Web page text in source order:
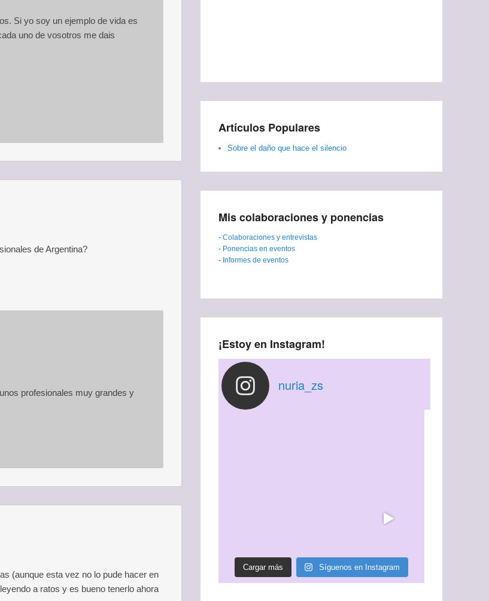
Si yo soy un ejemplo de vida es
uno de vosotros me dais
de Argentina?
profesionales muy grandes y
(aunque esta vez no lo pude hacer en
a ratos y es bueno tenerlo ahora
Artículos Populares
Sobre el daño que hace el silencio
Mis colaboraciones y ponencias
- Colaboraciones y entrevistas
- Ponencias en eventos
- Informes de eventos
¡Estoy en Instagram!
nuria_zs
Cargar más Síguenos en Instagram